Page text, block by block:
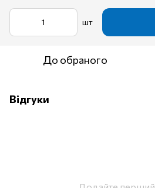
шт
До обраного
Відгуки